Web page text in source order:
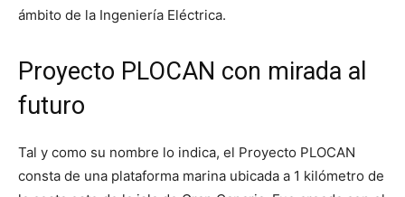
ámbito de la Ingeniería Eléctrica.
Proyecto PLOCAN con mirada al
futuro
Tal y como su nombre lo indica, el Proyecto PLOCAN
consta de una plataforma marina ubicada a 1 kilómetro de